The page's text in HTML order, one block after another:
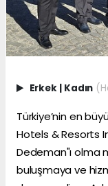
Erkek Kadın
Türkiye’nin en
Hotels & Resorts
Dedeman"ı olma
buluşmaya ve